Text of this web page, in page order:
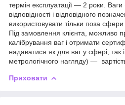
термін експлуатації — 2 роки. Ваги
відповідності і відповідного
використовувати тільки поза
Під замовлення клієнта, можливо
калібрування ваг і отримати
надаватися як для ваг у сфері, так
метрологічного нагляду) —
Приховати